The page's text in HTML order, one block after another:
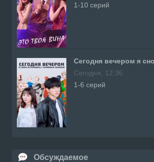
1-10 серий
Сегодня вечером я
Сегодня, 12:36
1-6 серий
Обсуждаемое